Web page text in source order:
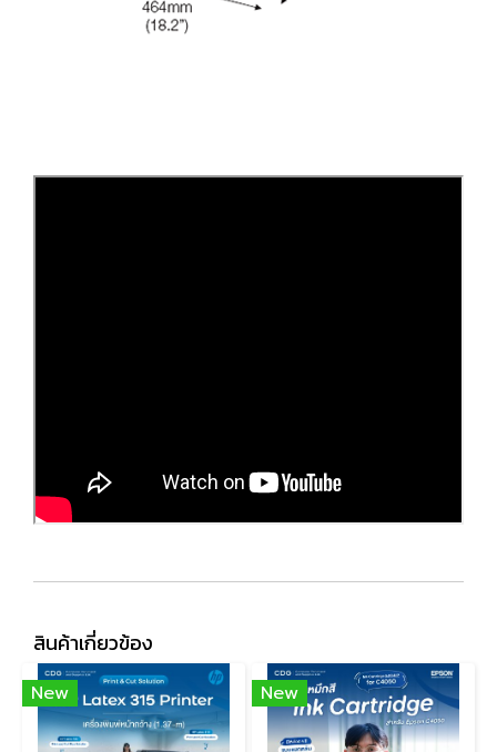
สินค้าเกี่ยวข้อง
New New